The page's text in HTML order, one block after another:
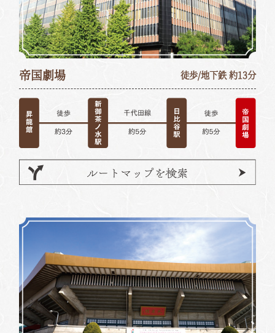
帝国劇場 徒歩/地下鉄 約13分